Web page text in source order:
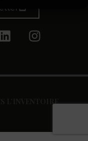
L’INVENTOIRE